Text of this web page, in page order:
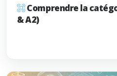
Comprendre la
& A2)